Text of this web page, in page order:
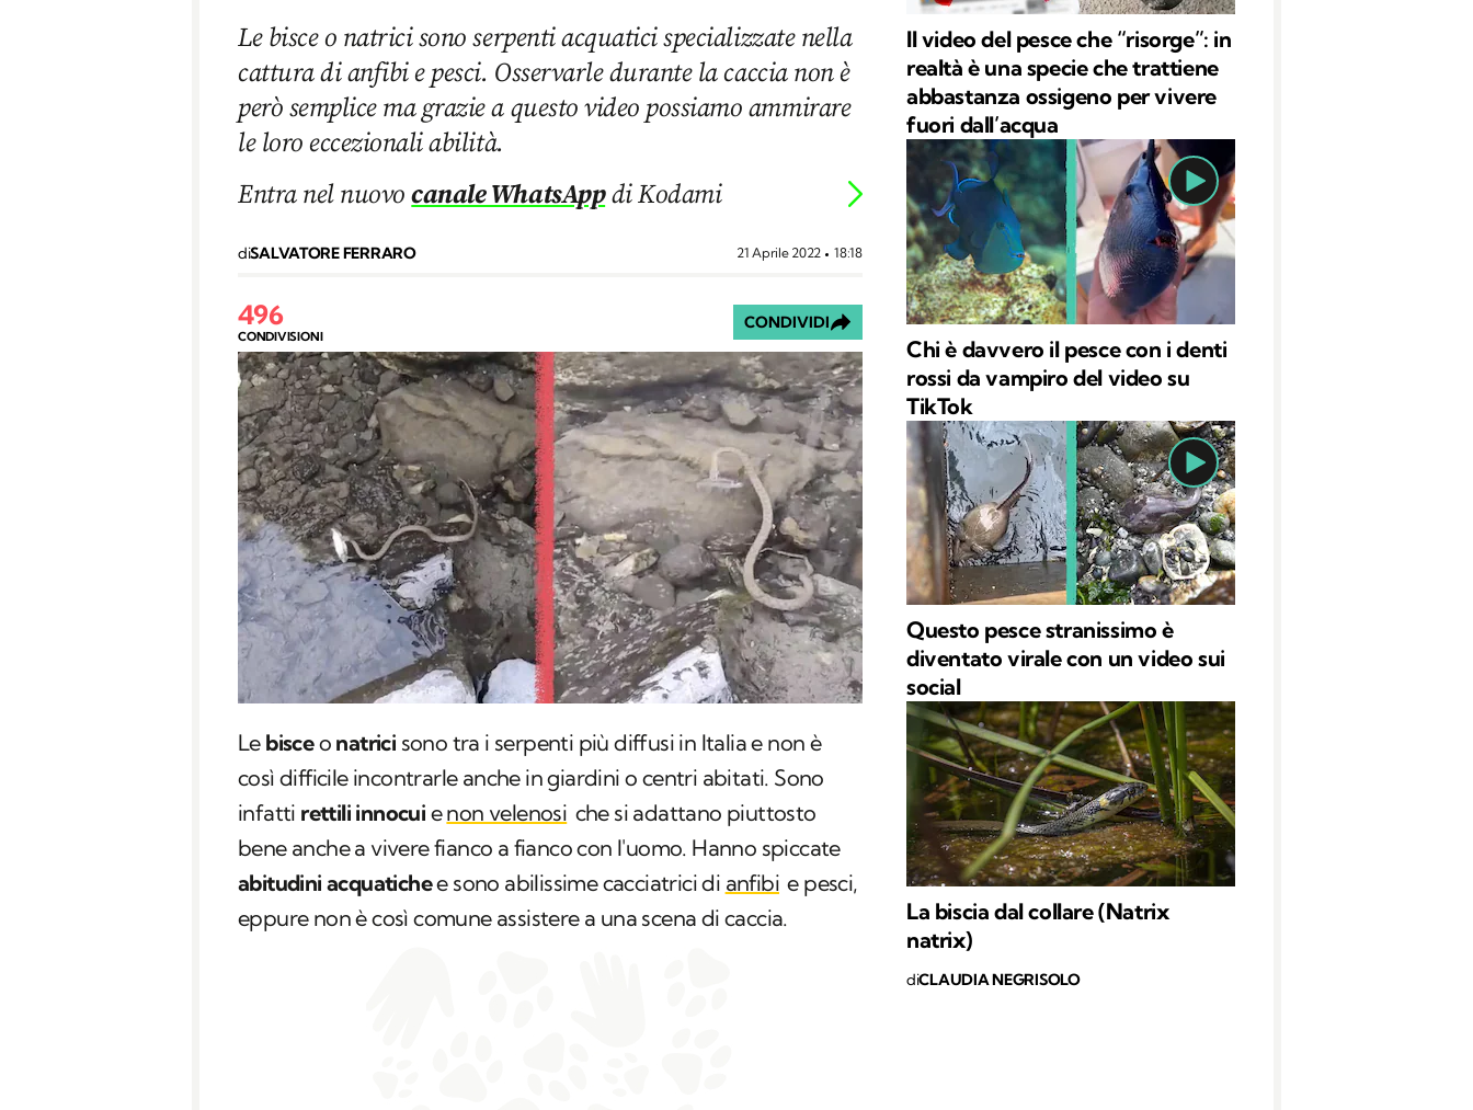
Le bisce o natrici sono serpenti acquatici specializzate nella
cattura di anfibi e pesci. Osservarle durante la caccia non è
però semplice ma grazie a questo video possiamo ammirare
le loro eccezionali abilità.
Entra nel nuovocanale WhatsAppdi Kodami
diSALVATORE FERRARO 21 Aprile 2022 18:18
496
CONDIVISIONI
CONDIVIDI
Le bisceo natrici sono tra i serpenti più diffusi in Italia e non è
così difficile incontrarle anche in giardini o centri abitati. Sono
infatti rettili innocui enon velenosi che si adattano piuttosto
bene anche a vivere fianco a fianco con l'uomo. Hanno spiccate
abitudini acquatichee sono abilissime cacciatrici di anfibi e pesci,
eppure non è così comune assistere a una scena di caccia.
Il video del pesce che “risorge”: in
realtà è una specie che trattiene
abbastanza ossigeno per vivere
fuori dall’acqua
Chi è davvero il pesce con i denti
rossi da vampiro del video su
TikTok
Questo pesce stranissimo è
diventato virale con un video sui
social
La biscia dal collare (Natrix
natrix)
diCLAUDIA NEGRISOLO